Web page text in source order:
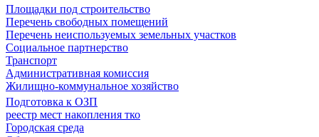
Площадки под строительство
Перечень свободных помещений
Перечень неиспользуемых земельных участков
Социальное партнерство
Транспорт
Административная комиссия
Жилищно-коммунальное хозяйство
Подготовка к ОЗП
реестр мест накопления тко
Городская среда